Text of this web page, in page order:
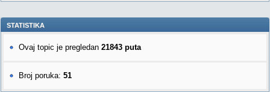
STATISTIKA
Ovaj topic je pregledan 21843 puta
Broj poruka: 51